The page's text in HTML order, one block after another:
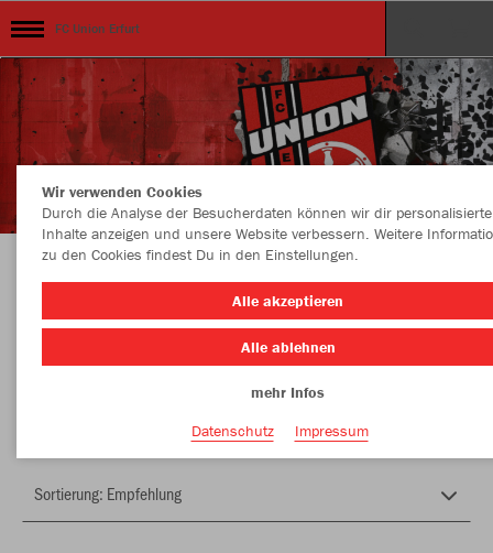
FC Union Erfurt
Herzlich Willkommen im Teamshop FC Union
Erfurt
Wir verwenden Cookies
Durch die Analyse der Besucherdaten können wir dir personalisierte
Inhalte anzeigen und unsere Website verbessern. Weitere
zu den Cookies findest Du in den Einstellungen.
Alle akzeptieren
Alle ablehnen
mehr Infos
Datenschutz
Impressum